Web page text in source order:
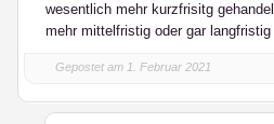
wesentlich mehr kurzfrisitg
mehr mittelfristig oder gar
Gepostet am 1. Februar 2021